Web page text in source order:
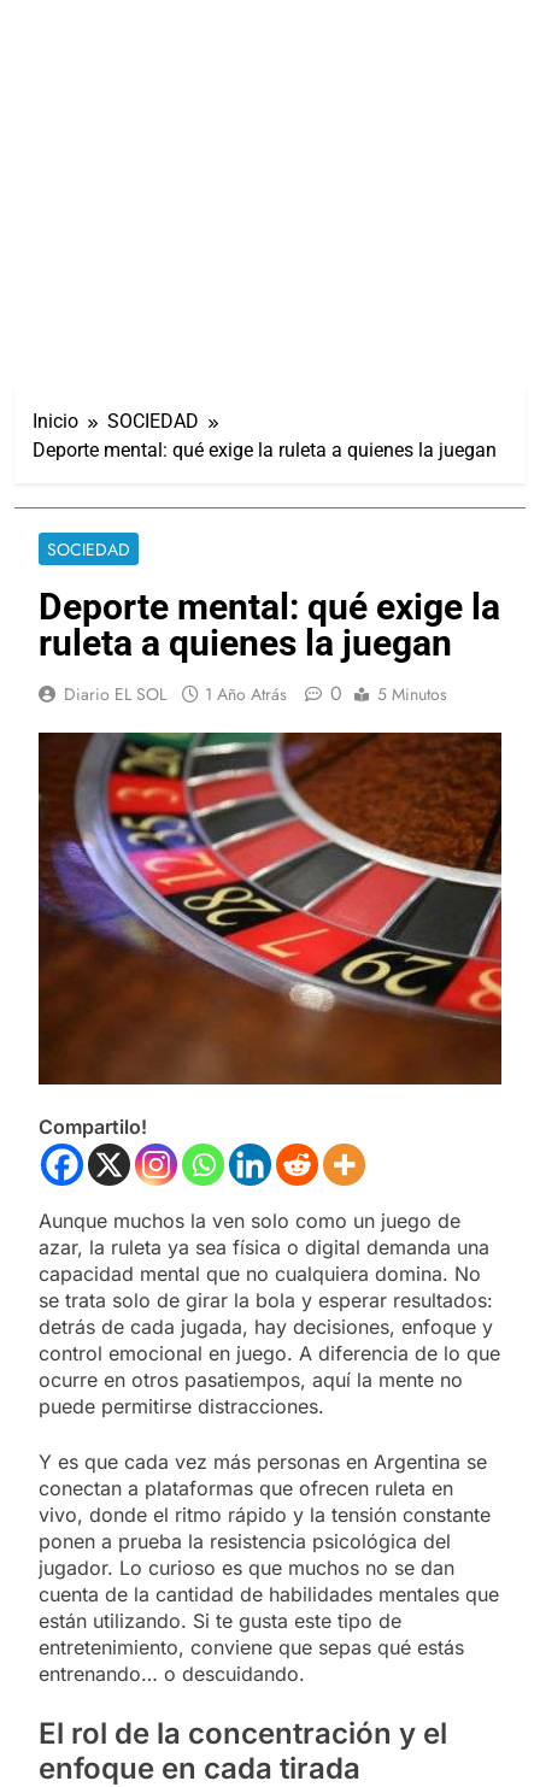
Inicio
SOCIEDAD
Deporte mental: qué exige la ruleta a quienes la juegan
SOCIEDAD
Deporte mental: qué exige la
ruleta a quienes la juegan
Diario EL SOL 1 Año Atrás 0 5 Minutos
Compartilo!
Aunque muchos la ven solo como un juego de
azar, la ruleta ya sea física o digital demanda una
capacidad mental que no cualquiera domina. No
se trata solo de girar la bola y esperar resultados:
detrás de cada jugada, hay decisiones, enfoque y
control emocional en juego. A diferencia de lo que
ocurre en otros pasatiempos, aquí la mente no
puede permitirse distracciones.
Y es que cada vez más personas en Argentina se
conectan a plataformas que ofrecen ruleta en
vivo, donde el ritmo rápido y la tensión constante
ponen a prueba la resistencia psicológica del
jugador. Lo curioso es que muchos no se dan
cuenta de la cantidad de habilidades mentales que
están utilizando. Si te gusta este tipo de
entretenimiento, conviene que sepas qué estás
entrenando… o descuidando.
El rol de la concentración y el
enfoque en cada tirada